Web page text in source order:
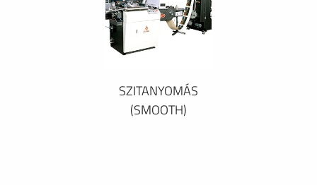
SZITANYOMÁS
(SMOOTH)